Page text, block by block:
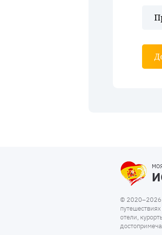
© 2020–2026
отели,